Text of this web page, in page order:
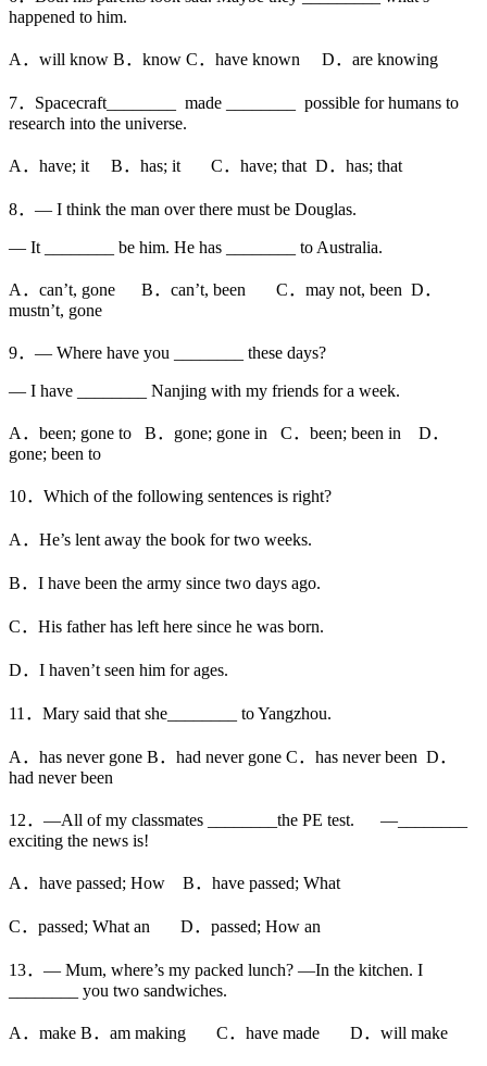
happened to him.
A．will know B．know C．have known D．are knowing
7．Spacecraft________ made ________ possible for humans to
research into the universe.
A．have; it B．has; it C．have; that D．has; that
8．— I think the man over there must be Douglas.
— It ________ be him. He has ________ to Australia.
A．can’t, gone B．can’t, been C．may not, been D．
mustn’t, gone
9．— Where have you ________ these days?
— I have ________ Nanjing with my friends for a week.
A．been; gone to B．gone; gone in C．been; been in D．
gone; been to
10．Which of the following sentences is right?
A．He’s lent away the book for two weeks.
B．I have been the army since two days ago.
C．His father has left here since he was born.
D．I haven’t seen him for ages.
11．Mary said that she________ to Yangzhou.
A．has never gone B．had never gone C．has never been D．
had never been
12．—All of my classmates ________the PE test. —________
exciting the news is!
A．have passed; How B．have passed; What
C．passed; What an D．passed; How an
13．— Mum, where’s my packed lunch? —In the kitchen. I
________ you two sandwiches.
A．make B．am making C．have made D．will make